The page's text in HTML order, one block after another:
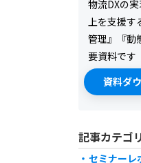
物流DXの
上を支援
管理』『動
要資料です
資料ダ
記事カテゴ
セミナーレ